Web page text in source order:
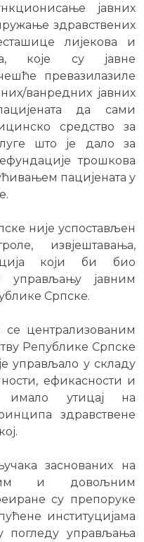
јавних
здравствених
лијекова и
које су јавне
превазилазиле
ванредних јавних
да сами
средство за
што је дало за
трошкова
пацијената у
није успостављен
извјештавања,
који би био
управљању јавним
Српске.
се централизованим
Републике Српске
управљало у складу
ефикасности и
имало утицај на
здравствене
заснованих на
и довољним
су препоруке
институцијама
погледу управљања